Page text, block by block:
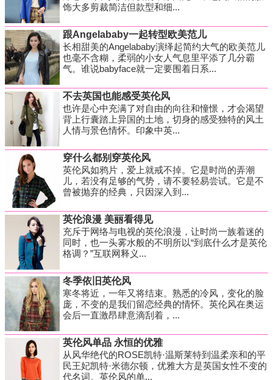
饰大多剪裁简洁但款型和细...
跟Angelababy一起转型欧美范儿
长相甜美的Angelababy演绎起简约大气的欧美范儿
也毫不含糊，柔弱的小女人气息里平添了几分霸
气。谁说babyface就一定要围着日系...
不去英国也能感受英伦风
也许是心中充满了对自由的向往和憧憬，才会渴望
背上行囊踏上异国的土地，切身的感受独特的风土
人情与景色情怀。印象中英...
穿什么都别穿英伦风
英伦风如鸦片，爱上就戒不掉。它是时尚的弄潮
儿，若没有足够的气势，请不要轻易尝试。它是不
曾被抛弃的经典，只因深入到...
英伦浪漫 美丽看得见
充斥于网络与电视的英伦浪漫，让时尚一族着迷的
同时，也一头雾水般的不明所以“到底什么才是英伦
格调？”互联网释义...
冬季依旧英伦风
寒冬将近，一年又将结束。熟悉的冷风，变化的脸
庞，不变的是我们留恋经典的情怀。英伦风在奥运
会后一直激昂肆意滴刮着，...
英伦风单品 永恒的优雅
从风华绝代的ROSE凯特·温斯莱特到温柔亲和的平
民王妃凯特·米德尔顿，优雅大方是英国女性不变的
代名词。英伦风的单...